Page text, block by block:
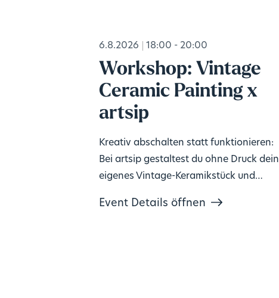
6.8.2026 18:00 - 20:00
Workshop: Vintage
Ceramic Painting x
artsip
Kreativ abschalten statt funktionieren:
Bei artsip gestaltest du ohne Druck dein
eigenes Vintage-Keramikstück und
Event Details öffnen